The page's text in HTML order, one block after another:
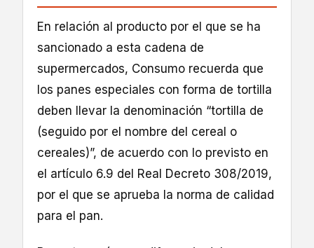
En relación al producto por el que se ha
sancionado a esta cadena de
supermercados, Consumo recuerda que
los panes especiales con forma de tortilla
deben llevar la denominación “tortilla de
(seguido por el nombre del cereal o
cereales)”, de acuerdo con lo previsto en
el artículo 6.9 del Real Decreto 308/2019,
por el que se aprueba la norma de calidad
para el pan.